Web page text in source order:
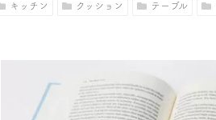
キッチン クッション テーブル